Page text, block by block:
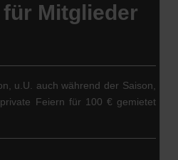
Mitglieder
u.U. auch während der Saison,
Feiern für 100 € gemietet